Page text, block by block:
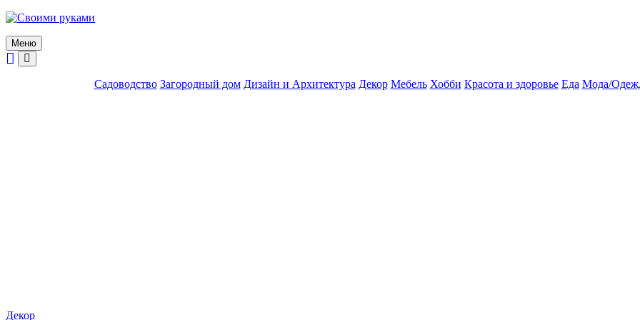
Skip
content
Меню
Садоводство Загородный дом Дизайн и Архитектура Декор Мебель Хобби Красота и здоровье Еда Мода/
Декор